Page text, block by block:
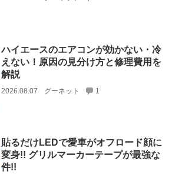
ハイエースのエアコンが効かない・冷
えない！原因の見分け方と修理費用を
解説
2026.08.07 グーネット 1
貼るだけLEDで愛車がオフロード顔に
変身!! グリルマーカーテープが最強な
件!!